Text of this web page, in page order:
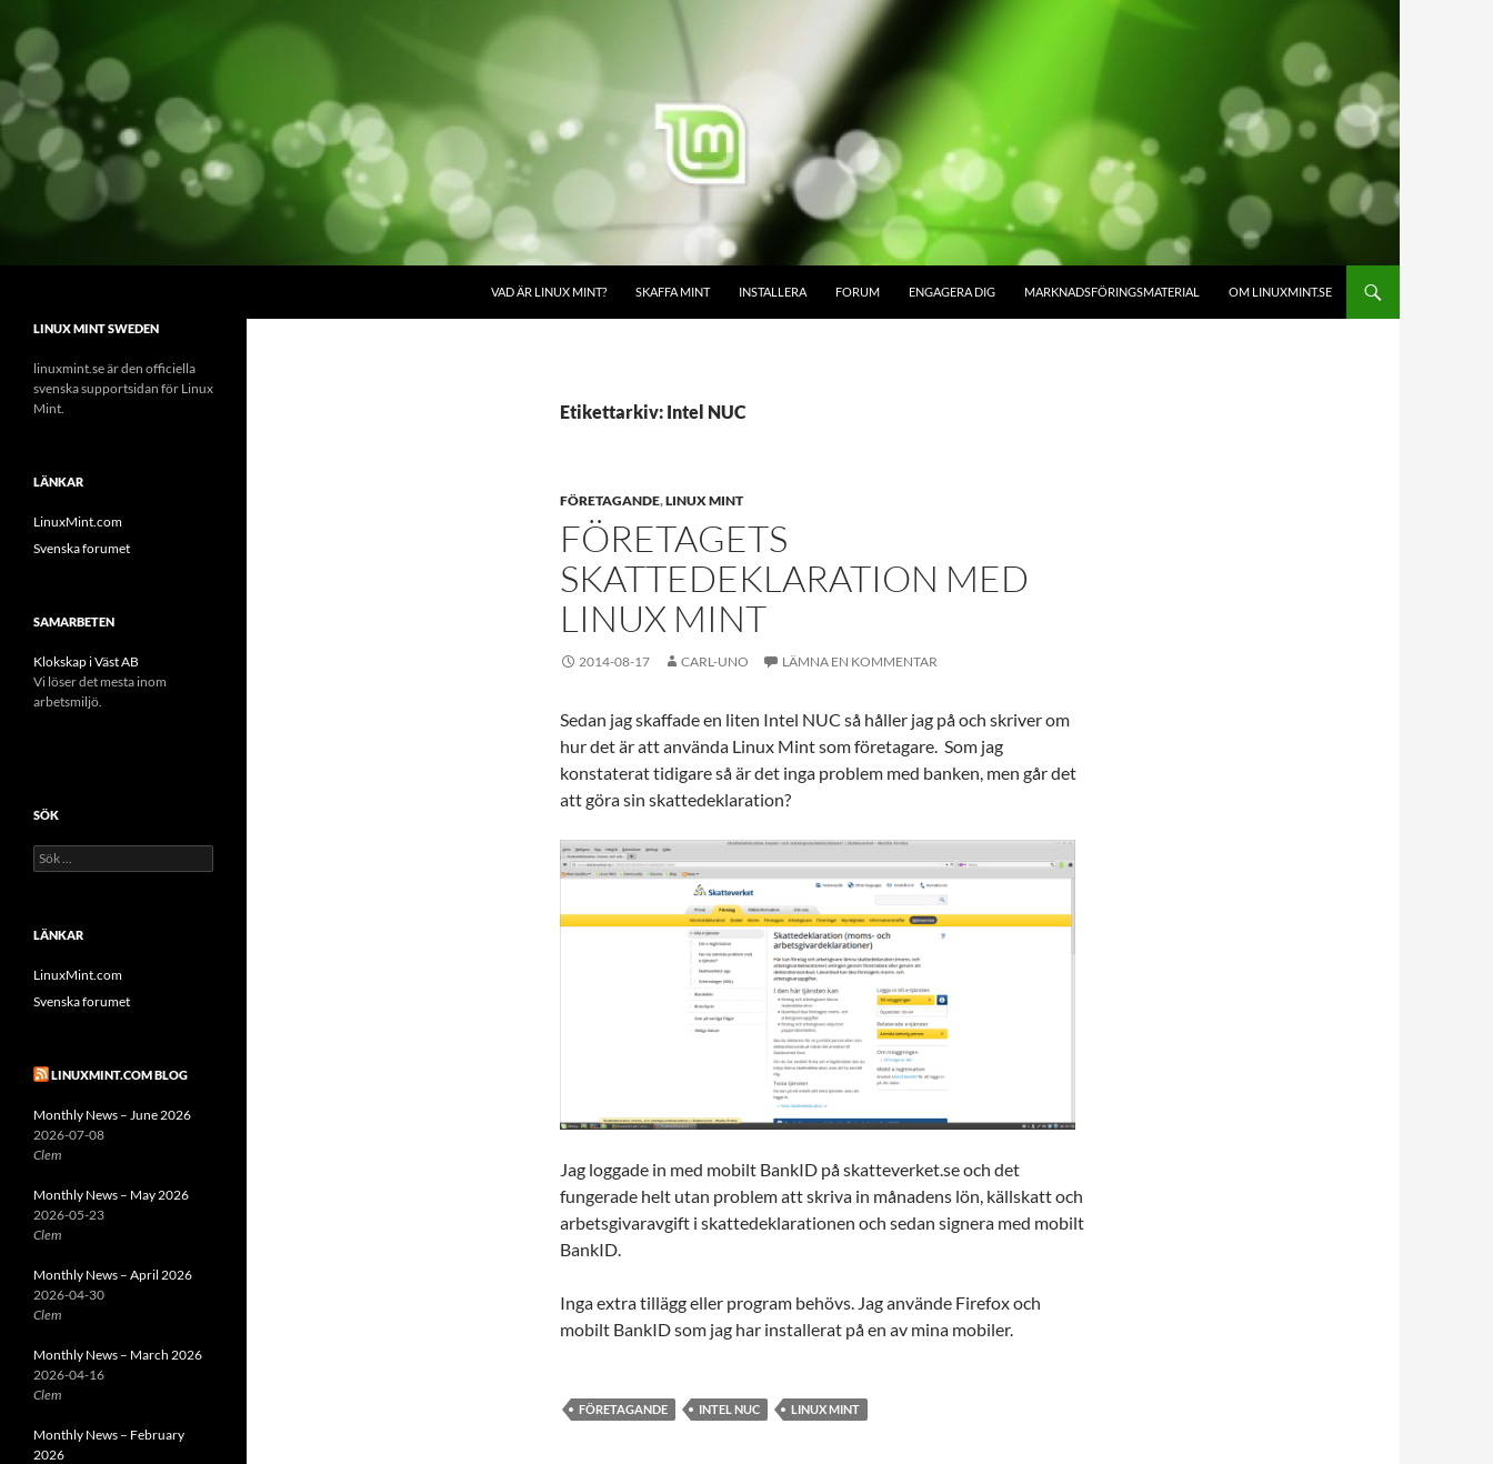
till
innehåll
VAD ÄR LINUX MINT? SKAFFA MINT INSTALLERA FORUM ENGAGERA DIG MARKNADSFÖRINGSMATERIAL OM LINUXMINT.SE
Etikettarkiv: Intel NUC
FÖRETAGANDE,LINUX MINT
FÖRETAGETS
SKATTEDEKLARATION MED
LINUX MINT
2014-08-17 CARL-UNO LÄMNA EN KOMMENTAR
Sedan jag skaffade en liten Intel NUC så håller jag på och skriver om
hur det är att använda Linux Mint som företagare. Som jag
konstaterat tidigare så är det inga problem med banken, men går det
att göra sin skattedeklaration?
Jag loggade in med mobilt BankID på skatteverket.se och det
fungerade helt utan problem att skriva in månadens lön, källskatt och
arbetsgivaravgift i skattedeklarationen och sedan signera med mobilt
BankID.
Inga extra tillägg eller program behövs. Jag använde Firefox och
mobilt BankID som jag har installerat på en av mina mobiler.
FÖRETAGANDE INTEL NUC LINUX MINT
Linux Mint Sweden
LINUX MINT SWEDEN
linuxmint.se är den officiella
svenska supportsidan för Linux
Mint.
LÄNKAR
LinuxMint.com
Svenska forumet
SAMARBETEN
Klokskap i Väst AB
Vi löser det mesta inom
arbetsmiljö.
SÖK
Sök
efter:
LÄNKAR
LinuxMint.com
Svenska forumet
LINUXMINT.COM BLOG
Monthly News – June 2026
2026-07-08
Clem
Monthly News – May 2026
2026-05-23
Clem
Monthly News – April 2026
2026-04-30
Clem
Monthly News – March 2026
2026-04-16
Clem
Monthly News – February
2026